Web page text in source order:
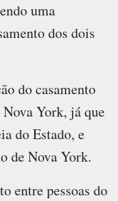
uma
dos dois
do casamento
Nova York, já que
do Estado, e
de Nova York.
entre pessoas do